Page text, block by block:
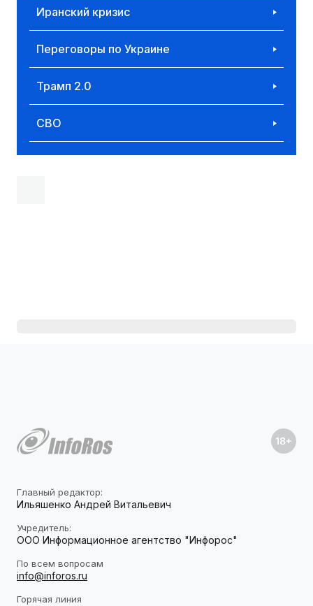
Иранский кризис
Переговоры по Украине
Трамп 2.0
СВО
Главный редактор:
Ильяшенко Андрей Витальевич
Учредитель:
ООО Информационное агентство "Инфорос"
По всем вопросам
info@inforos.ru
Горячая линия